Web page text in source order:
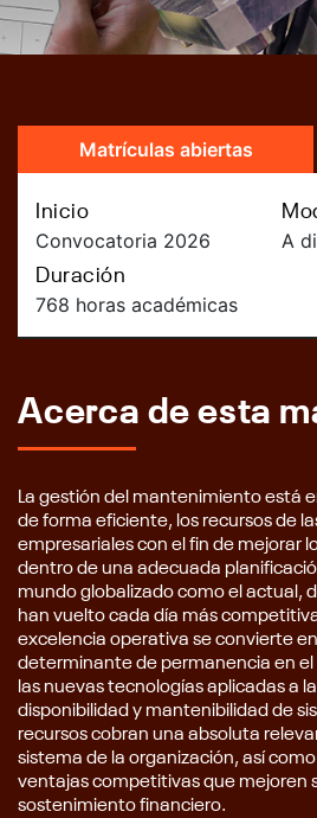
Matrículas abiertas
Inicio
Convocatoria 2026 A
Duración
768 horas académicas
Acerca de esta
La gestión del mantenimiento está
de forma eficiente, los recursos de
empresariales con el fin de mejorar
dentro de una adecuada
mundo globalizado como el actual,
han vuelto cada día más
excelencia operativa se convierte
determinante de permanencia en el
las nuevas tecnologías aplicadas a
disponibilidad y mantenibilidad de
recursos cobran una absoluta
sistema de la organización, así
ventajas competitivas que mejoren
sostenimiento financiero.